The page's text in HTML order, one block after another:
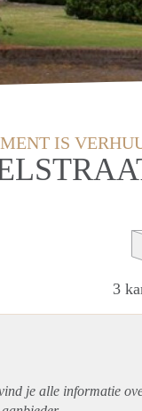
IS
3
je alle informatie